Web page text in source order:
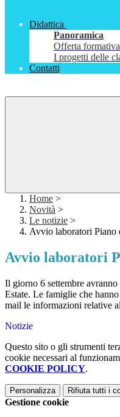
Didattica
Panoramica
Offerta formativa
I progetti delle
Contatti
Home >
Novità >
Le notizie >
Avvio laboratori Piano
Avvio laboratori
Il giorno 6 settembre
Estate. Le famiglie che
mail le informazioni relative
Notizie
Questo sito o gli strumenti
cookie necessari al
COOKIE POLICY.
Personalizza Rifiuta tutti i
Gestione cookie